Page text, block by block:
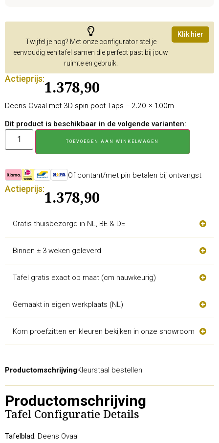
Twijfel je nog? Met onze configurator stel je
eenvoudig een tafel samen die perfect past bij jouw
ruimte en gebruik.
Klik hier
Actieprijs:
1.378,90
Deens Ovaal met 3D spin poot Taps – 2.20 × 1.00m
Dit product is beschikbaar in de volgende varianten:
TOEVOEGEN AAN WINKELWAGEN
Of contant/met pin betalen bij ontvangst
Actieprijs:
1.378,90
Gratis thuisbezorgd in NL, BE & DE
Binnen ± 3 weken geleverd
Tafel gratis exact op maat (cm nauwkeurig)
Gemaakt in eigen werkplaats (NL)
Kom proefzitten en kleuren bekijken in onze showroom
ProductomschrijvingKleurstaal bestellen
Productomschrijving
Tafel Configuratie Details
Tafelblad: Deens Ovaal